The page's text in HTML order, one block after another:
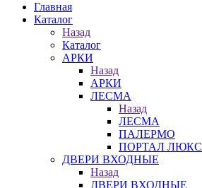
Главная
Каталог
Назад
Каталог
АРКИ
Назад
АРКИ
ЛЕСМА
Назад
ЛЕСМА
ПАЛЕРМО
ПОРТАЛ ЛЮКС
ДВЕРИ ВХОДНЫЕ
Назад
ДВЕРИ ВХОДНЫЕ